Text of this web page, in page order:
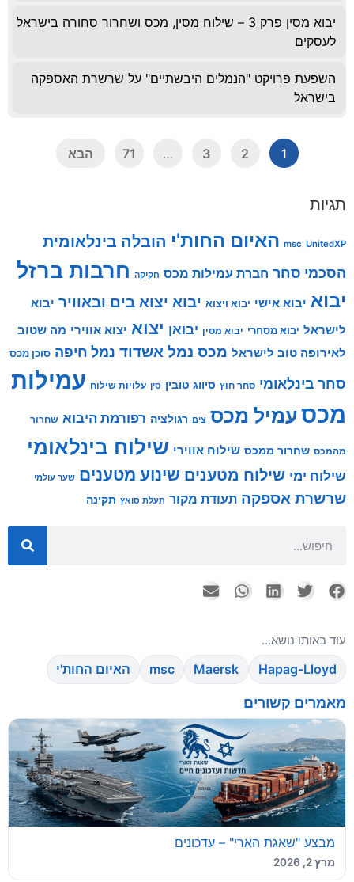
עוד באותו נושא…
Hapag-Lloyd
Maersk
msc האיום החות'י
מאמרים קשורים
מבצע "שאגת הארי" – עדכונים
מרץ 2, 2026
יבוא מסין פרק 3 – שילוח מסין, מכס ושחרור סחורה בישראל
לעסקים
השפעת פרויקט "הנמלים היבשתיים" על שרשרת האספקה
בישראל
1
2
3
…
71 הבא
תגיות
msc UnitedXP האיום החות'י הובלה בינלאומית
הסכמי סחר חברת עמילות מכס חקיקה חרבות ברזל
יבוא יבוא אישי יבוא ויצוא יבוא יצוא בים ובאוויר יבוא
לישראל יבוא מסחרי יבוא מסין יבואן יצוא יצוא אווירי מה שטוב
לאירופה טוב לישראל מכס נמל אשדוד נמל חיפה סוכן מכס
סחר בינלאומי סחר חוץ סיווג טובין סין עלויות שילוח עמילות
מכסעמיל מכס צים רגולציה רפורמת היבוא שחרור
מהמכס שחרור ממכס שילוח אווירי שילוח בינלאומי
שילוח ימי שילוח מטענים שינוע מטענים שער עולמי
שרשרת אספקה תעודת מקור תעלת סואץ תקינה